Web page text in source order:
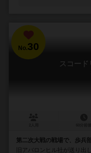
No.30
スコー
第二次大戦の戦場で、歩兵
旧アバロンヒル社が送り出